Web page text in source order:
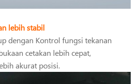
lebih stabil
dengan Kontrol fungsi tekanan
cetakan lebih cepat,
akurat posisi.